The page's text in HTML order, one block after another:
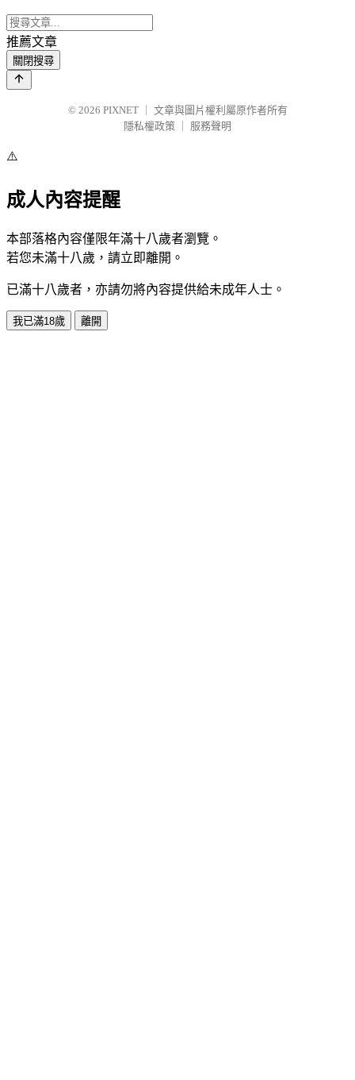
推薦文章
關閉搜尋
© 2026 PIXNET
文章與圖片權利屬原作者所有
隱私權政策
服務聲明
⚠️
成人內容提醒
本部落格內容僅限年滿十八歲者瀏覽。
若您未滿十八歲，請立即離開。
已滿十八歲者，亦請勿將內容提供給未成年人士。
我已滿18歲 離開